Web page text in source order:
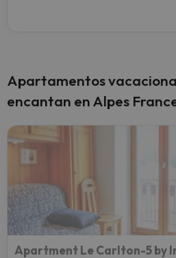
Apartamentos
encantan en Alpes
Apartment Le Carlton-5 by